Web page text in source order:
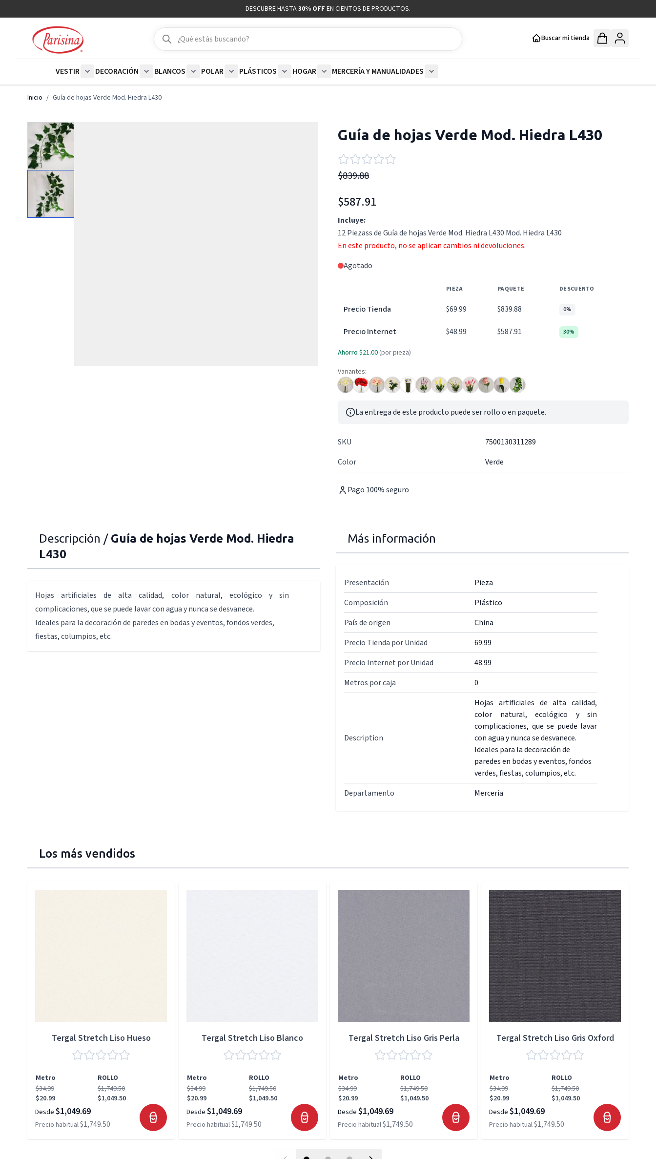
DESCUBRE HASTA30% OFF EN CIENTOS DE PRODUCTOS.
Buscar
Buscar
Buscar mi tienda
VESTIR
DECORACIÓN
BLANCOS
POLAR
PLÁSTICOS
HOGAR
MERCERÍA Y MANUALIDADES
Inicio / Guía de hojas Verde Mod. Hiedra L430
Guía de hojas Verde Mod. Hiedra L430
$839.88
$587.91
Incluye:
12 Piezass de Guía de hojas Verde Mod. Hiedra L430 Mod. Hiedra L430
En este producto, no se aplican cambios ni devoluciones.
Agotado
PIEZA PAQUETE DESCUENTO
Precio Tienda $69.99 $839.88 0%
Precio Internet $48.99 $587.91 30%
Ahorro $21.00 (por pieza)
Variantes:
La entrega de este producto puede ser rollo o en paquete.
SKU
7500130311289
Color
Verde
Pago 100% seguro
Descripción / Guía de hojas Verde Mod. Hiedra
L430
Hojas artificiales de alta calidad, color natural, ecológico y sin
complicaciones, que se puede lavar con agua y nunca se desvanece.
Ideales para la decoración de paredes en bodas y eventos, fondos verdes,
fiestas, columpios, etc.
Más información
Presentación
Pieza
Composición
Plástico
País de origen
China
Precio Tienda por Unidad
69.99
Precio Internet por Unidad
48.99
Metros por caja
0
Description
Hojas artificiales de alta calidad,
color natural, ecológico y sin
complicaciones, que se puede lavar
con agua y nunca se desvanece.
Ideales para la decoración de
paredes en bodas y eventos, fondos
verdes, fiestas, columpios, etc.
Departamento
Mercería
Los más vendidos
Tergal Stretch Liso Hueso
Metro
ROLLO
$34.99
$20.99
$1,749.50
$1,049.50
Desde $1,049.69
Precio habitual$1,749.50
Tergal Stretch Liso Blanco
Metro
ROLLO
$34.99
$20.99
$1,749.50
$1,049.50
Desde $1,049.69
Precio habitual$1,749.50
Tergal Stretch Liso Gris Perla
Metro
ROLLO
$34.99
$20.99
$1,749.50
$1,049.50
Desde $1,049.69
Precio habitual$1,749.50
Tergal Stretch Liso Gris Oxford
Metro
ROLLO
$34.99
$20.99
$1,749.50
$1,049.50
Desde $1,049.69
Precio habitual$1,749.50